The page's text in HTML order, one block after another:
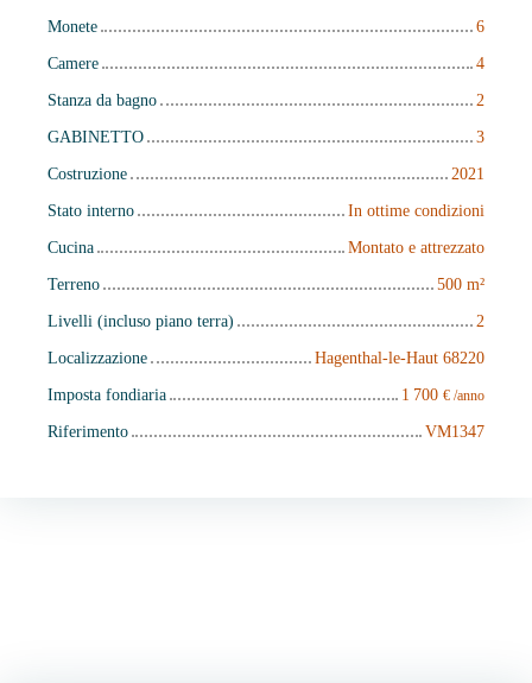
Monete
6
Camere
4
Stanza da bagno
2
GABINETTO
3
Costruzione
2021
Stato interno
In ottime condizioni
Cucina
Montato e attrezzato
Terreno
500 m²
Livelli (incluso piano terra)
2
Localizzazione
Hagenthal-le-Haut 68220
Imposta fondiaria
1 700 € /anno
Riferimento VM1347